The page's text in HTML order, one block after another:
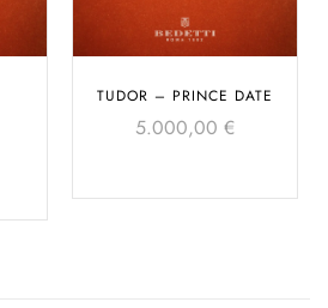
TUDOR – PRINCE DATE
5.000,00 €